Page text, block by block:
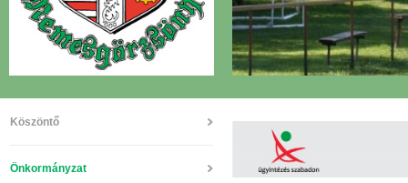
Köszöntő
Önkormányzat